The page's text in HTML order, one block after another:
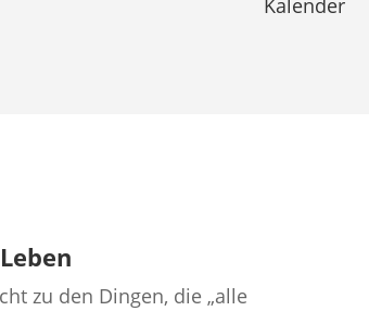
Kalender
zu den Dingen, die „alle